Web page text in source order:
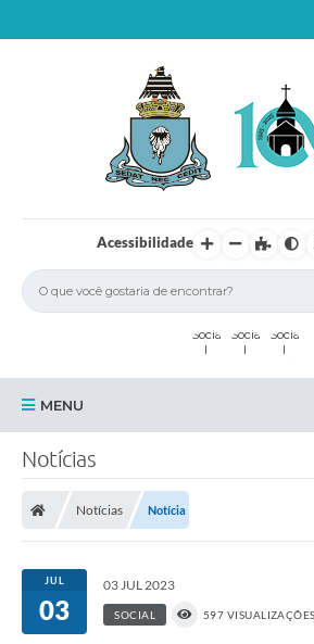
Acessibilidade
MENU
Iacanga
Cartas de Serviços
Editais
Notícias
Notícias Notícia
JUL
03
03 JUL 2023
SOCIAL 597 VISUALIZAÇÕES